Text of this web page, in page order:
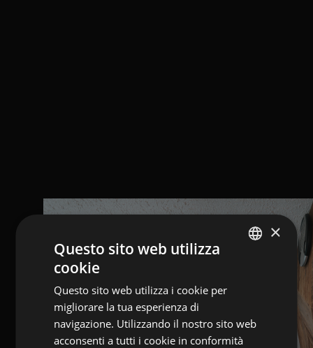
GERMAN
×
Questo sito web utilizza
cookie
Questo sito web utilizza i cookie per
migliorare la tua esperienza di
navigazione. Utilizzando il nostro sito web
acconsenti a tutti i cookie in conformità